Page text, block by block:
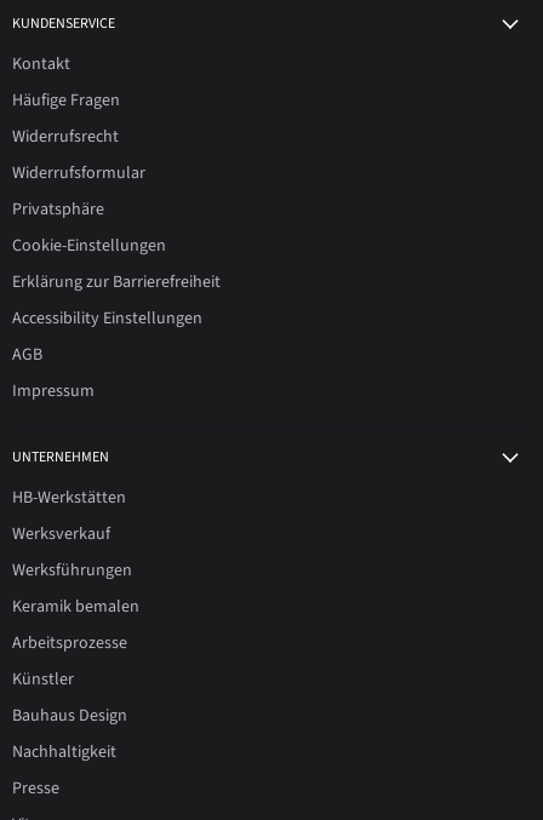
KUNDENSERVICE
Kontakt
Häufige Fragen
Widerrufsrecht
Widerrufsformular
Privatsphäre
Cookie-Einstellungen
Erklärung zur Barrierefreiheit
Accessibility Einstellungen
AGB
Impressum
UNTERNEHMEN
HB-Werkstätten
Werksverkauf
Werksführungen
Keramik bemalen
Arbeitsprozesse
Künstler
Bauhaus Design
Nachhaltigkeit
Presse